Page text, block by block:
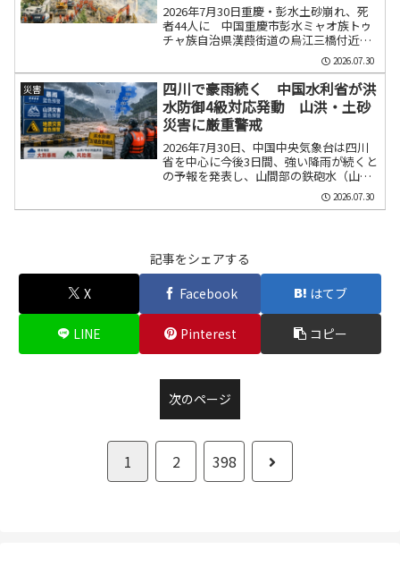
2026年7月30日重慶・彭水土砂崩れ、死
者44人に 中国重慶市彭水ミャオ族トゥ
チャ族自治県漢葭街道の烏江三橋付近で
2026年7月17日午前9時ごろ発生した大規
模な土砂崩れで、彭水県当局は7月28日
夜、現場で発見された遺体や遺骨のDNA
鑑定...
2026.07.30
災害
四川で豪雨続く 中国水利省が洪
水防御4級対応発動 山洪・土砂
災害に厳重警戒
2026年7月30日、中国中央気象台は四川
省を中心に今後3日間、強い降雨が続くと
の予報を発表し、山間部の鉄砲水（山
洪）、土砂災害、中小河川の洪水、都市
部の冠水への警戒を呼びかけた。四川省
2026.07.30
記事をシェアする
X
Facebook はてブ
LINE Pinterest コピー
次のページ
1 2 398
次